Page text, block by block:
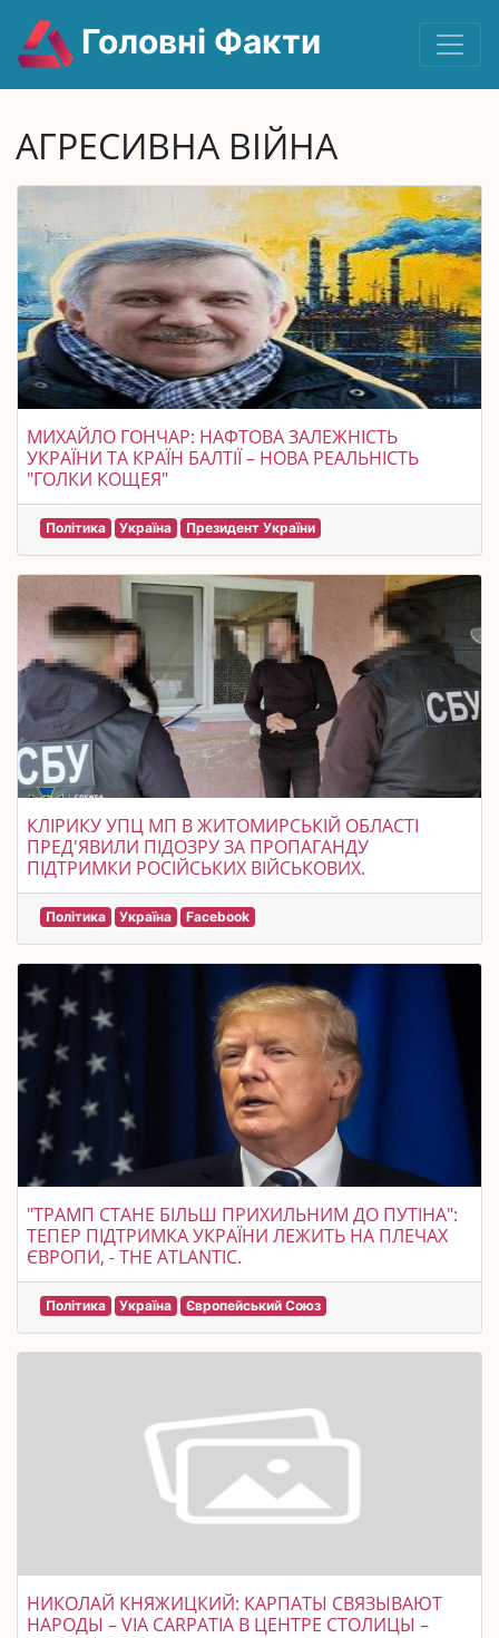
Головні Факти
АГРЕСИВНА ВІЙНА
МИХАЙЛО ГОНЧАР: НАФТОВА ЗАЛЕЖНІСТЬ
УКРАЇНИ ТА КРАЇН БАЛТІЇ – НОВА РЕАЛЬНІСТЬ
"ГОЛКИ КОЩЕЯ"
Політика Україна Президент України
КЛІРИКУ УПЦ МП В ЖИТОМИРСЬКІЙ ОБЛАСТІ
ПРЕД'ЯВИЛИ ПІДОЗРУ ЗА ПРОПАГАНДУ
ПІДТРИМКИ РОСІЙСЬКИХ ВІЙСЬКОВИХ.
Політика Україна Facebook
"ТРАМП СТАНЕ БІЛЬШ ПРИХИЛЬНИМ ДО ПУТІНА":
ТЕПЕР ПІДТРИМКА УКРАЇНИ ЛЕЖИТЬ НА ПЛЕЧАХ
ЄВРОПИ, - THE ATLANTIC.
Політика Україна Європейський Союз
НИКОЛАЙ КНЯЖИЦКИЙ: КАРПАТЫ СВЯЗЫВАЮТ
НАРОДЫ – VIA CARPATIA В ЦЕНТРЕ СТОЛИЦЫ –